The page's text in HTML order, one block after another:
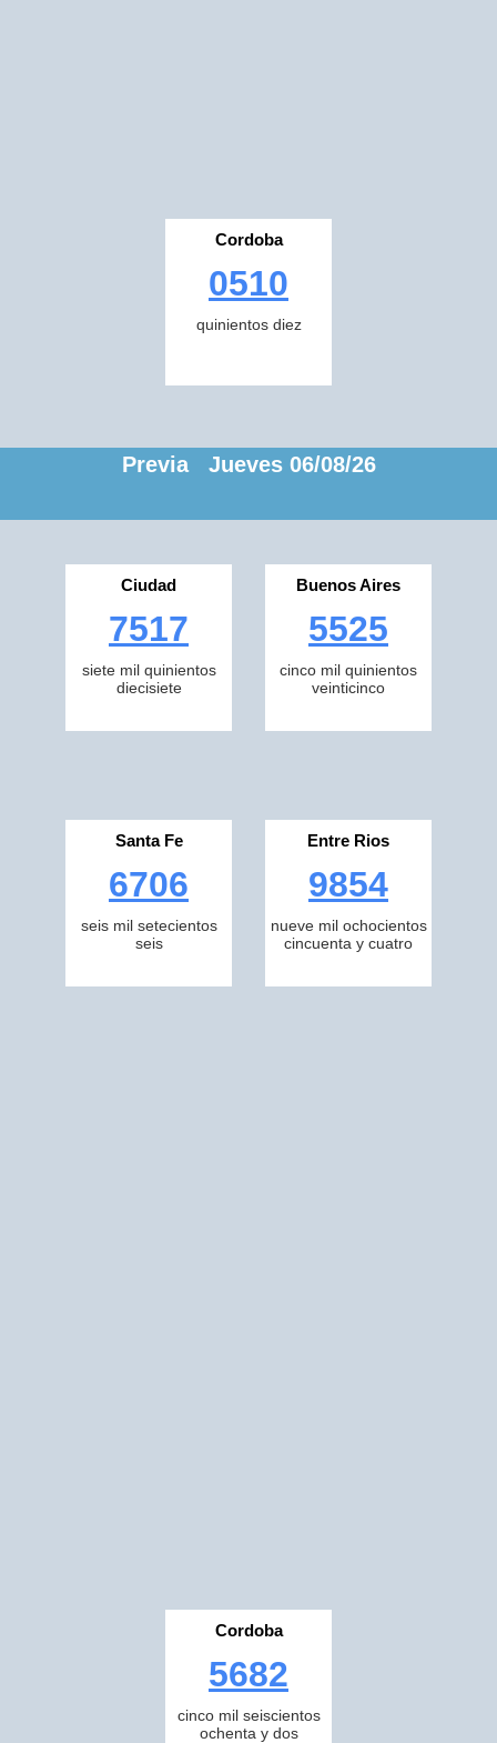
Cordoba
0510
quinientos diez
Previa Jueves 06/08/26
Ciudad
7517
siete mil quinientos
diecisiete
Buenos Aires
5525
cinco mil quinientos
veinticinco
Santa Fe
6706
seis mil setecientos
seis
Entre Rios
9854
nueve mil ochocientos
cincuenta y cuatro
Cordoba
5682
cinco mil seiscientos
ochenta y dos